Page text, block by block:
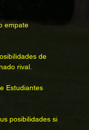
empate
de
rival.
Estudiantes
posibilidades si